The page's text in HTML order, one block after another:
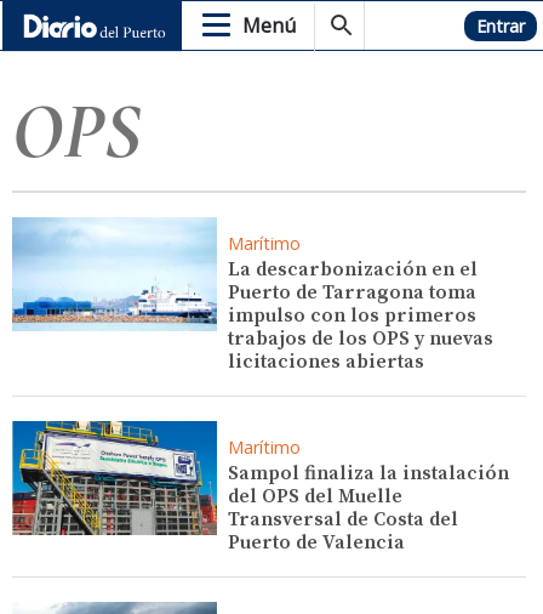
Menú Hemeroteca Entrar
OPS
Marítimo
La descarbonización en el
Puerto de Tarragona toma
impulso con los primeros
trabajos de los OPS y nuevas
licitaciones abiertas
Marítimo
Sampol finaliza la instalación
del OPS del Muelle
Transversal de Costa del
Puerto de Valencia